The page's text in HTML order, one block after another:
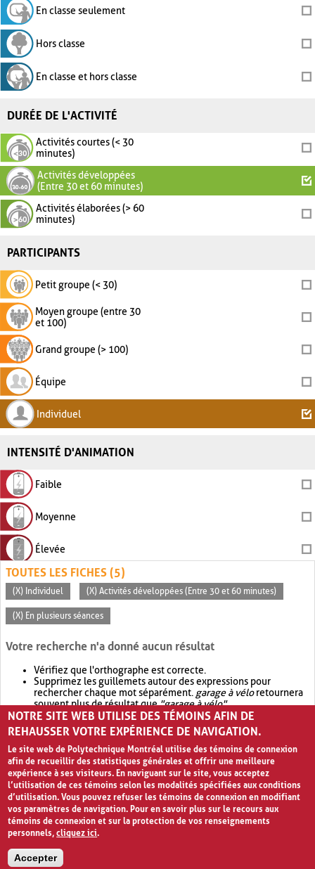
En classe seulement
Hors classe
En classe et hors classe
DURÉE DE L'ACTIVITÉ
Activités courtes (< 30
minutes)
Activités développées
(Entre 30 et 60 minutes)
Activités élaborées (> 60
minutes)
PARTICIPANTS
Petit groupe (< 30)
Moyen groupe (entre 30
et 100)
Grand groupe (> 100)
Équipe
Individuel
INTENSITÉ D'ANIMATION
Faible
Moyenne
Élevée
TOUTES LES FICHES (5)
(X) Individuel (X) Activités développées (Entre 30 et 60 minutes)
(X) En plusieurs séances
Votre recherche n'a donné aucun résultat
Vérifiez que l'orthographe est correcte.
Supprimez les guillemets autour des expressions pour
rechercher chaque mot séparément. garage à véloretournera
souvent plus de résultat que"garage à vélo".
Envisagez d'élargir votre recherche avec OR.garage OR vélo
retournera souvent plus de résultat quegarage à vélo
NOTRE SITE WEB UTILISE DES TÉMOINS AFIN DE
REHAUSSER VOTRE EXPÉRIENCE DE NAVIGATION.
Le site web de Polytechnique Montréal utilise des témoins de connexion
afin de recueillir des statistiques générales et offrir une meilleure
expérience à ses visiteurs. En naviguant sur le site, vous acceptez
l’utilisation de ces témoins selon les modalités spécifiées aux conditions
d’utilisation. Vous pouvez refuser les témoins de connexion en modifiant
vos paramètres de navigation. Pour en savoir plus sur le recours aux
témoins de connexion et sur la protection de vos renseignements
personnels,cliquez ici.
Accepter